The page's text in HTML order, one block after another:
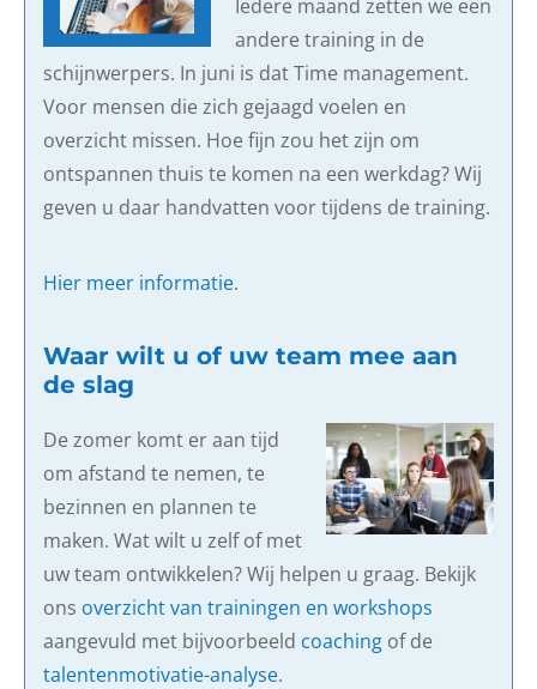
Iedere maand zetten we een
andere training in de
schijnwerpers. In juni is dat Time management.
Voor mensen die zich gejaagd voelen en
overzicht missen. Hoe fijn zou het zijn om
ontspannen thuis te komen na een werkdag? Wij
geven u daar handvatten voor tijdens de training.
Hier meer informatie.
Waar wilt u of uw team mee aan
de slag
De zomer komt er aan tijd
om afstand te nemen, te
bezinnen en plannen te
maken. Wat wilt u zelf of met
uw team ontwikkelen? Wij helpen u graag. Bekijk
ons overzicht van trainingen en workshops
aangevuld met bijvoorbeeld coaching of de
talentenmotivatie-analyse.